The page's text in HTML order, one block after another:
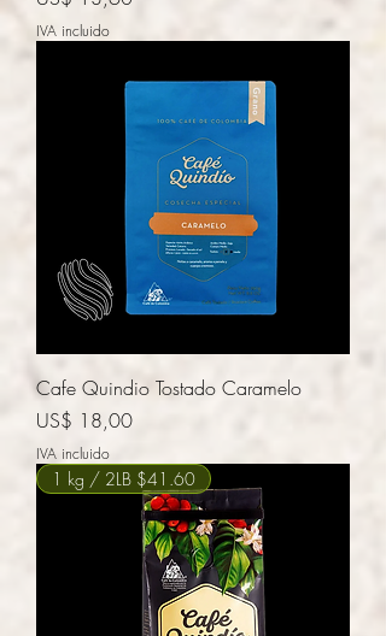
IVA incluido
Cafe Quindio Tostado Caramelo
Precio
US$ 18,00
IVA incluido
1 kg / 2LB $41.60